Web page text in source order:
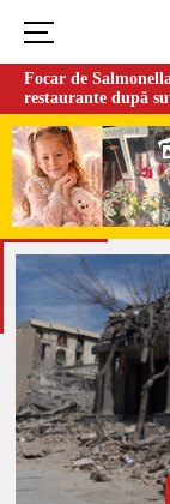
Focar de
restaurante după